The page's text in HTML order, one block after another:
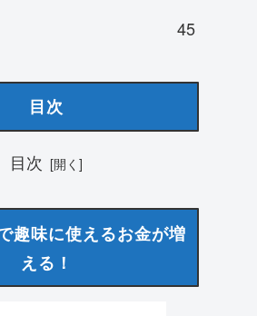
45
目次
目次
趣味に使えるお金が増
える！